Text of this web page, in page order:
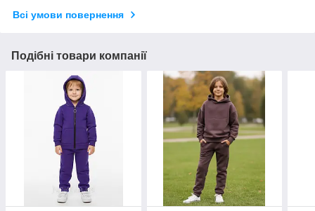
Всі умови повернення
Подібні товари компанії